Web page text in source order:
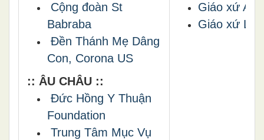
Cộng đoàn St
Babraba
Đền Thánh Mẹ Dâng
Con, Corona US
:: ÂU CHÂU ::
Đức Hồng Y Thuận
Foundation
Trung Tâm Mục Vụ
Giáo xứ An
Giáo xứ